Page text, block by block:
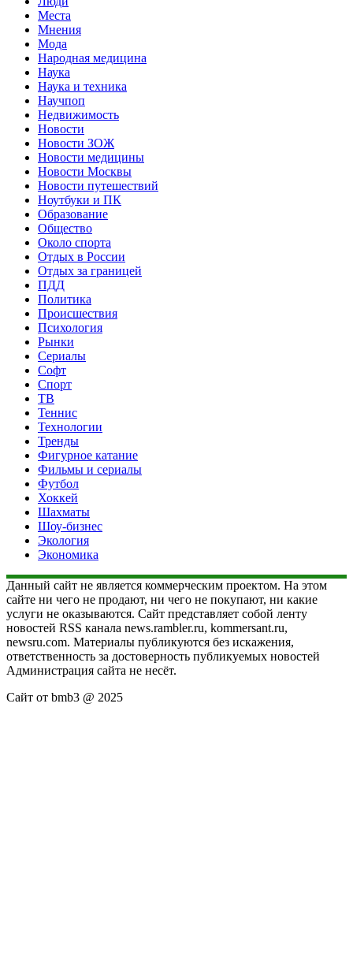
Места
Мнения
Мода
Народная медицина
Наука
Наука и техника
Научпоп
Недвижимость
Новости
Новости ЗОЖ
Новости медицины
Новости Москвы
Новости путешествий
Ноутбуки и ПК
Образование
Общество
Около спорта
Отдых в России
Отдых за границей
ПДД
Политика
Происшествия
Психология
Рынки
Сериалы
Софт
Спорт
ТВ
Теннис
Технологии
Тренды
Фигурное катание
Фильмы и сериалы
Футбол
Хоккей
Шахматы
Шоу-бизнес
Экология
Экономика
Данный сайт не является коммерческим проектом. На этом
сайте ни чего не продают, ни чего не покупают, ни какие
услуги не оказываются. Сайт представляет собой ленту
новостей RSS канала news.rambler.ru, kommersant.ru,
newsru.com. Материалы публикуются без искажения,
ответственность за достоверность публикуемых новостей
Администрация сайта не несёт.
Сайт от bmb3 @ 2025